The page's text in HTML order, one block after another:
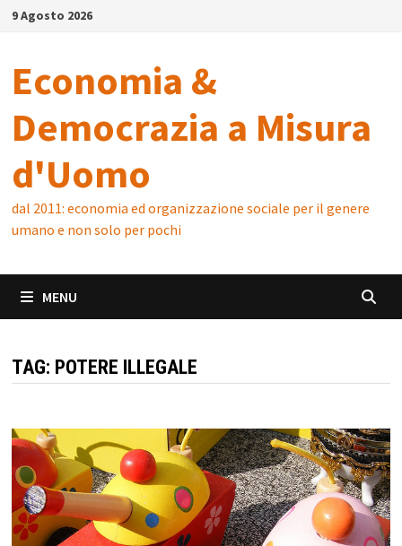
Skip9 Agosto 2026
Economia &
Democrazia a Misura
d'Uomo
dal 2011: economia ed organizzazione sociale per il genere
umano e non solo per pochi
MENU
TAG: POTERE ILLEGALE